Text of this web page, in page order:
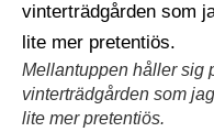
Mellantuppen håller sig
vinterträdgården som
lite mer pretentiös.